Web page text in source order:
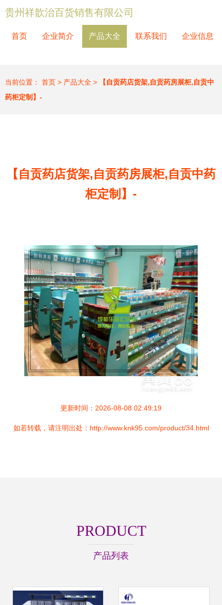
贵州祥歆治百货销售有限公司
首页 企业简介 产品大全 联系我们 企业信息
当前位置： 首页 > 产品大全 >
【自贡药店货架,自贡药房展柜,自贡中
药柜定制】-
【自贡药店货架,自贡药房展柜,自贡中药
柜定制】-
更新时间：2026-08-08 02:49:19
如若转载，请注明出处：http://www.knk95.com/product/34.html
PRODUCT
产品列表